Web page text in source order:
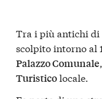
Tra i più antichi di
scolpito intorno al
Palazzo Comunale
Turisticolocale.